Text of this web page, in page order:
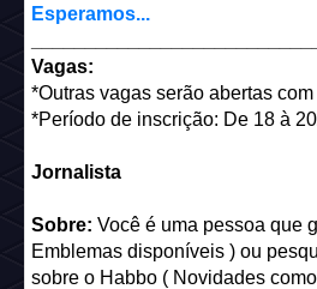
Esperamos...
Vagas:
*Outras vagas serão abertas
*Período de inscrição: De 18 à
Jornalista
Sobre: Você é uma pessoa que
Emblemas disponíveis ) ou
sobre o Habbo ( Novidades